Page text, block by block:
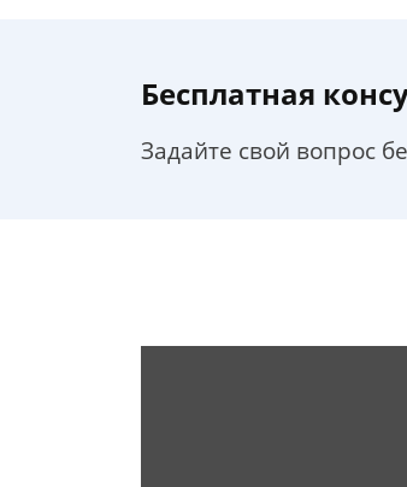
Бесплатная
Задайте свой вопрос